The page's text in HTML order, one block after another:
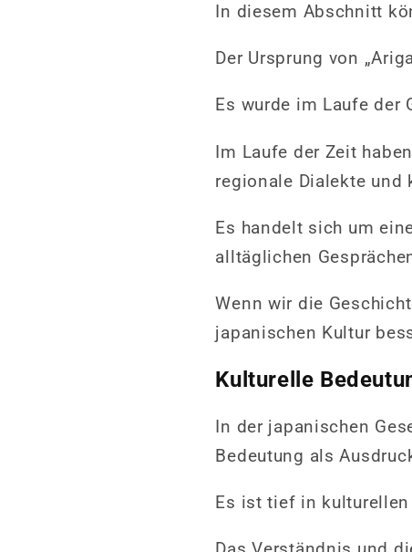
In diesem Abschnitt
Der Ursprung von
Es wurde im Laufe der
Im Laufe der Zeit
regionale Dialekte und
Es handelt sich um
alltäglichen
Wenn wir die
japanischen Kultur
Kulturelle
In der japanischen
Bedeutung als
Es ist tief in